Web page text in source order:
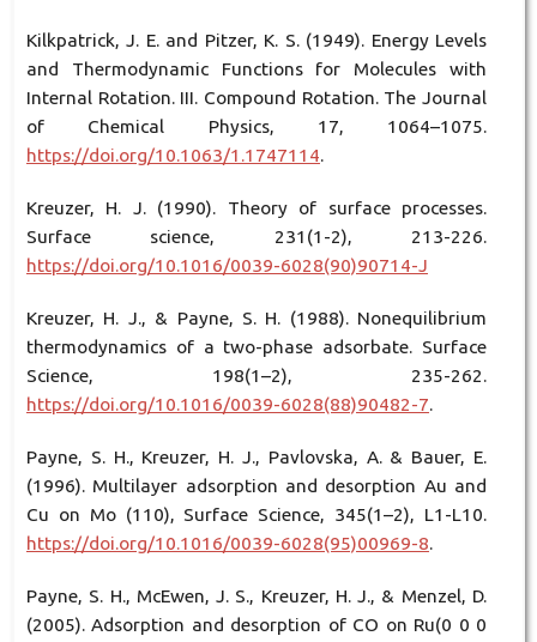
Kilkpatrick, J. E. and Pitzer, K. S. (1949). Energy Levels
and Thermodynamic Functions for Molecules with
Internal Rotation. III. Compound Rotation. The Journal
of Chemical Physics, 17, 1064–1075.
https://doi.org/10.1063/1.1747114.
Kreuzer, H. J. (1990). Theory of surface processes.
Surface science, 231(1-2), 213-226.
https://doi.org/10.1016/0039-6028(90)90714-J
Kreuzer, H. J., & Payne, S. H. (1988). Nonequilibrium
thermodynamics of a two-phase adsorbate. Surface
Science, 198(1–2), 235-262.
https://doi.org/10.1016/0039-6028(88)90482-7.
Payne, S. H., Kreuzer, H. J., Pavlovska, A. & Bauer, E.
(1996). Multilayer adsorption and desorption Au and
Cu on Mo (110), Surface Science, 345(1–2), L1-L10.
https://doi.org/10.1016/0039-6028(95)00969-8.
Payne, S. H., McEwen, J. S., Kreuzer, H. J., & Menzel, D.
(2005). Adsorption and desorption of CO on Ru(0 0 0